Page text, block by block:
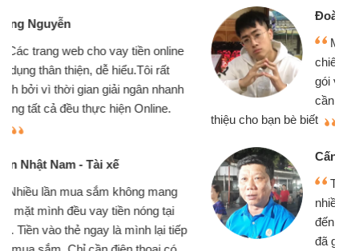
Mình cần tiền gấp nên định cầm cố
chiếc xe wave nhưng thật may đã có
gói vay tiền bằng CMND online không
cần gặp mặt nên rất tiện lợi, sẽ giới
thiệu cho bạn bè biết
Cấn Văn Lực - Tạp hóa
Tôi kinh doanh buôn bán nhỏ lẻ
nhiều lúc cần vốn nhập hàng, nhờ biết
đến website qua bạn bè giới thiệu tôi
đã giải quyết được công việc của